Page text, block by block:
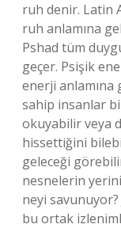
ruh denir. Latin
ruh anlamına
Pshad tüm
geçer. Psişik
enerji anlamına
sahip insanlar
okuyabilir veya
hissettiğini
geleceği
nesnelerin
neyi
bu ortak